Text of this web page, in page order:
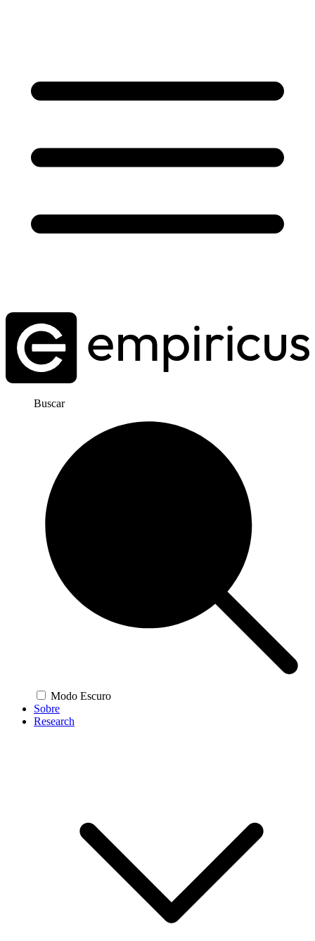
Buscar
Modo Escuro
Sobre
Research